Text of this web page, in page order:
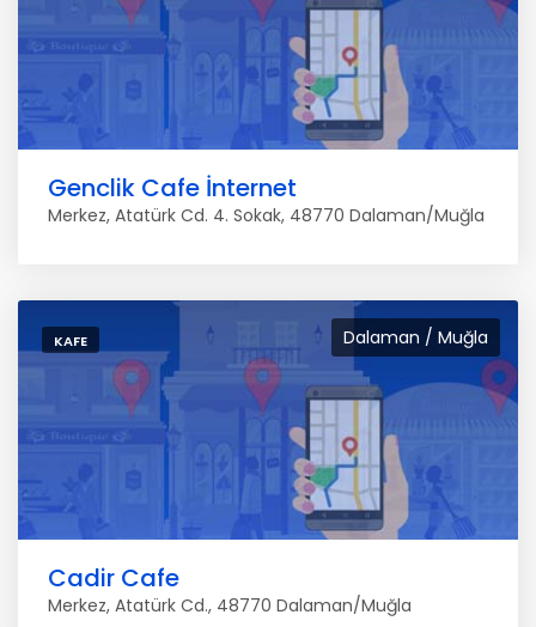
Genclik Cafe İnternet
Merkez, Atatürk Cd. 4. Sokak, 48770 Dalaman/Muğla
Dalaman / Muğla
KAFE
Cadir Cafe
Merkez, Atatürk Cd., 48770 Dalaman/Muğla